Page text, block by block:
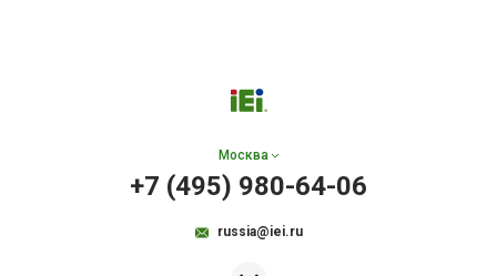
Москва
+7 (495) 980-64-06
russia@iei.ru